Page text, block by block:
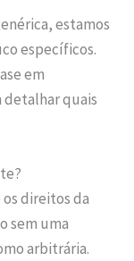
estamos
específicos.
em
detalhar quais
direitos da
sem uma
arbitrária.